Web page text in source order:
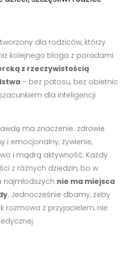
dla rodziców, którzy
kolejnego bloga z poradami.
z rzeczywistością
– bez patosu, bez obietnic
dla inteligencji
ma znaczenie: zdrowie
i emocjonalny, żywienie,
i mądrą aktywność. Każdy
z różnych dziedzin, bo w
nie ma miejsca
. Jednocześnie dbamy, żeby
rozmowa z przyjacielem, nie